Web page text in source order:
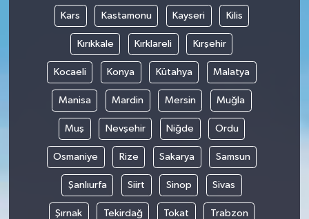
Kars Kastamonu Kayseri Kilis
Kırıkkale Kırklareli Kırşehir
Kocaeli Konya Kütahya Malatya
Manisa Mardin Mersin Muğla
Muş Nevşehir Niğde Ordu
Osmaniye Rize Sakarya Samsun
Şanlıurfa Siirt Sinop Sivas
Şırnak Tekirdağ Tokat Trabzon